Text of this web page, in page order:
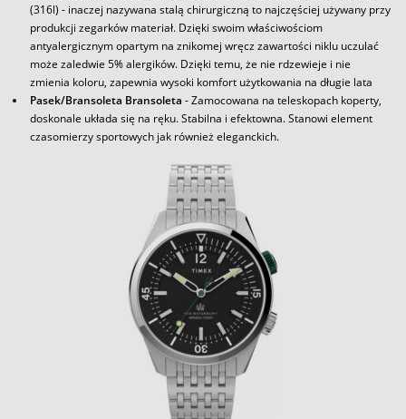
(316l) - inaczej nazywana stalą chirurgiczną to najczęściej używany przy
produkcji zegarków materiał. Dzięki swoim właściwościom
antyalergicznym opartym na znikomej wręcz zawartości niklu uczulać
może zaledwie 5% alergików. Dzięki temu, że nie rdzewieje i nie
zmienia koloru, zapewnia wysoki komfort użytkowania na długie lata
Pasek/Bransoleta Bransoleta - Zamocowana na teleskopach koperty,
doskonale układa się na ręku. Stabilna i efektowna. Stanowi element
czasomierzy sportowych jak również eleganckich.